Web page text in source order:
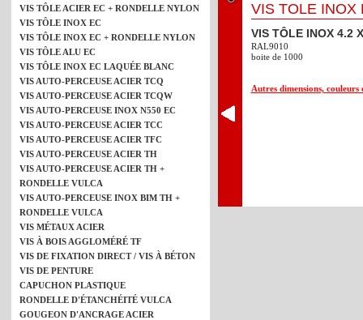
VIS TÔLE ACIER EC + RONDELLE NYLON
VIS TÔLE INOX EC
VIS TÔLE INOX EC + RONDELLE NYLON
VIS TÔLE ALU EC
VIS TÔLE INOX EC LAQUÉE BLANC
VIS AUTO-PERCEUSE ACIER TCQ
VIS AUTO-PERCEUSE ACIER TCQW
VIS AUTO-PERCEUSE INOX N550 EC
VIS AUTO-PERCEUSE ACIER TCC
VIS AUTO-PERCEUSE ACIER TFC
VIS AUTO-PERCEUSE ACIER TH
VIS AUTO-PERCEUSE ACIER TH +
RONDELLE VULCA
VIS AUTO-PERCEUSE INOX BIM TH +
RONDELLE VULCA
VIS MÉTAUX ACIER
VIS À BOIS AGGLOMÉRÉ TF
VIS DE FIXATION DIRECT / VIS À BÉTON
VIS DE PENTURE
CAPUCHON PLASTIQUE
RONDELLE D'ÉTANCHÉITÉ VULCA
GOUGEON D'ANCRAGE ACIER
VIS TÔLE INOX
VIS TÔLE INOX 4.2
RAL9010
boite de 1000
Autres dimensions,